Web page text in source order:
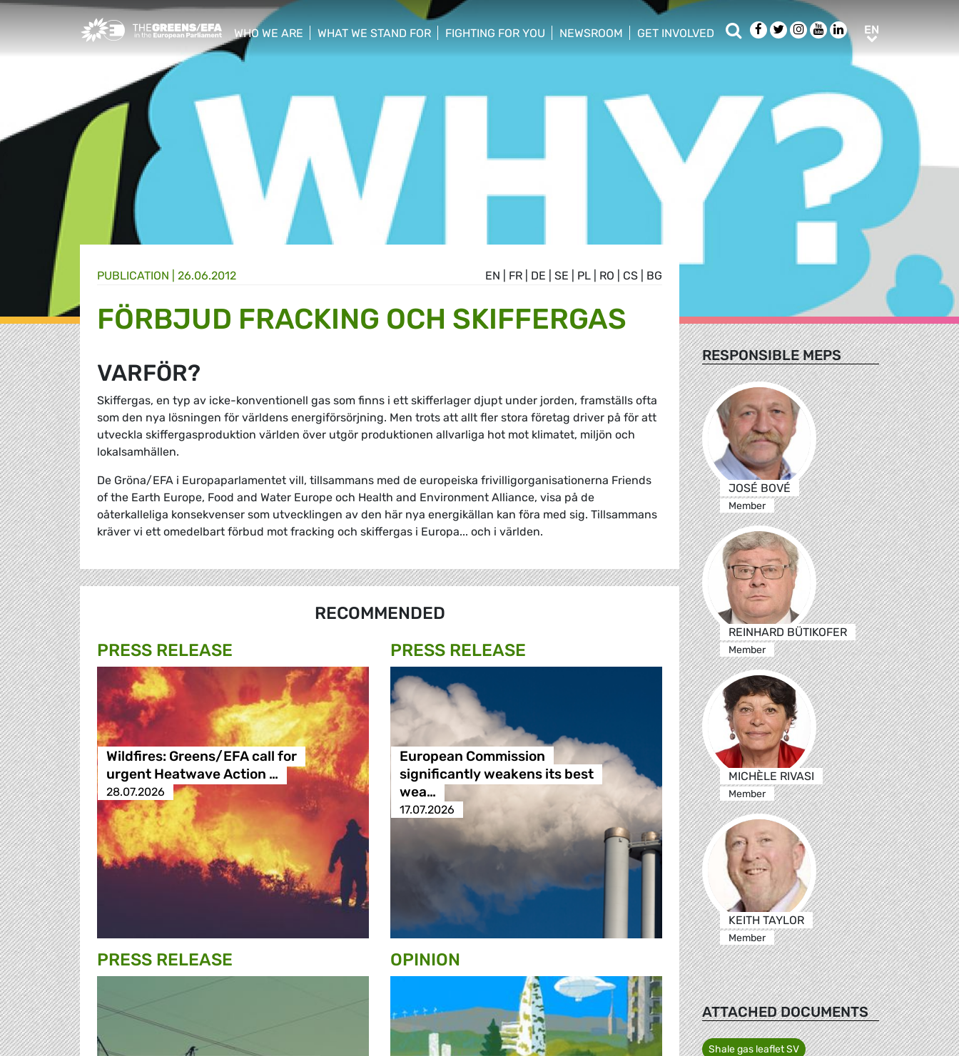
Greens/EFA Home
WHO WE ARE
show/hide sub menu
WHAT WE STAND FOR
FIGHTING FOR YOU
NEWSROOM
GET INVOLVED
SearchFacebook
TwitterInstagram
YoutubeLinkedIn
EN
EN FR DE SE PL RO CS BG
PUBLICATION 26.06.2012
FÖRBJUD FRACKING OCH SKIFFERGAS
VARFÖR?
Skiffergas, en typ av icke-konventionell gas som finns i ett skifferlager djupt under jorden, framställs ofta
som den nya lösningen för världens energiförsörjning. Men trots att allt fler stora företag driver på för att
utveckla skiffergasproduktion världen över utgör produktionen allvarliga hot mot klimatet, miljön och
lokalsamhällen.
De Gröna/EFA i Europaparlamentet vill, tillsammans med de europeiska frivilligorganisationerna Friends
of the Earth Europe, Food and Water Europe och Health and Environment Alliance, visa på de
oåterkalleliga konsekvenser som utvecklingen av den här nya energikällan kan föra med sig. Tillsammans
kräver vi ett omedelbart förbud mot fracking och skiffergas i Europa... och i världen.
RECOMMENDED
PRESS RELEASE
Wildfires: Greens/EFA call for
urgent Heatwave Action …
28.07.2026
PRESS RELEASE
European Commission
significantly weakens its best
wea…
17.07.2026
PRESS RELEASE OPINION
RESPONSIBLE MEPS
JOSÉ BOVÉ
Member
REINHARD BÜTIKOFER
Member
MICHÈLE RIVASI
Member
KEITH TAYLOR
Member
ATTACHED DOCUMENTS
Shale gas leaflet SV